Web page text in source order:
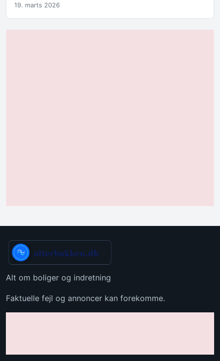
19. marts 2026
Alt om boliger og indretning
Faktuelle fejl og annoncer kan forekomme.